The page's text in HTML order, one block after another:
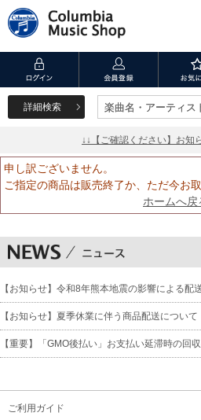
詳細検索 楽曲名・アーティス
楽曲名・アーティス
↓↓【ご確認ください】お知
申し訳ございません。
ご指定の商品は販売終了か、ただ今お
ホームへ戻
【お知らせ】令和8年熊本地震の影響による配
【お知らせ】夏季休業に伴う商品配送について
【重要】「GMO後払い」お支払い延滞時の回
ご利用ガイド